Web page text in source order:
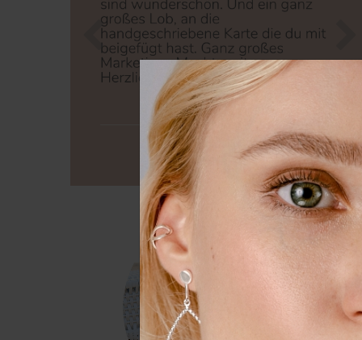
Zurück
Wir nutzen Cookies auf
Erfahrung zu verbessern.